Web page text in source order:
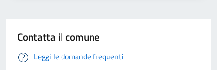
Contatta il comune
Leggi le domande frequenti